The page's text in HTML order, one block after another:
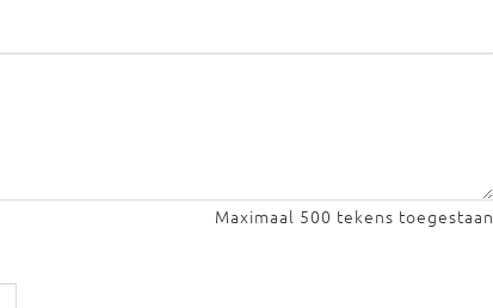
Maximaal 500 tekens toegestaan